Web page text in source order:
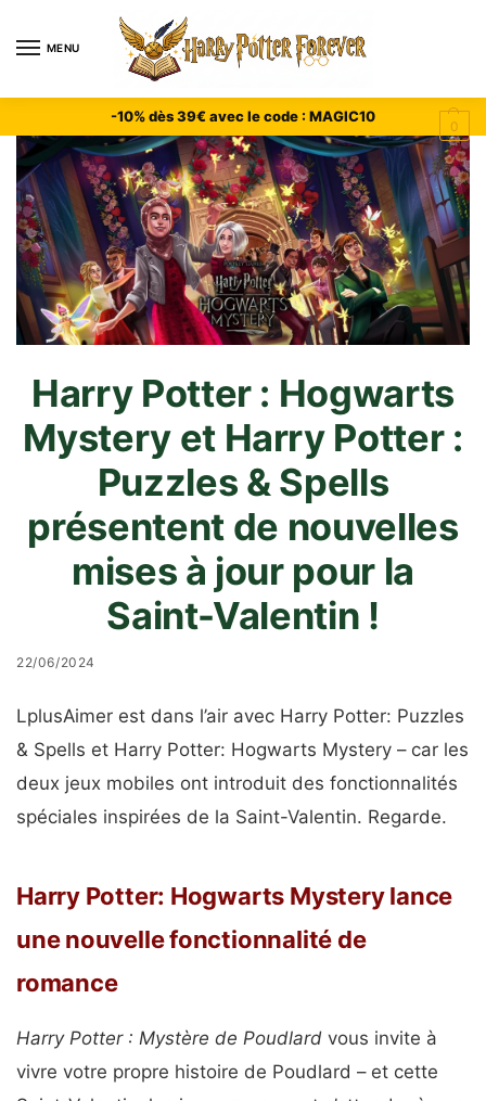
MENU
0
-10% dès 39€ avec le code : MAGIC10
Harry Potter : Hogwarts
Mystery et Harry Potter :
Puzzles & Spells
présentent de nouvelles
mises à jour pour la
Saint-Valentin !
22/06/2024
LplusAimer est dans l’air avec Harry Potter: Puzzles
& Spells et Harry Potter: Hogwarts Mystery – car les
deux jeux mobiles ont introduit des fonctionnalités
spéciales inspirées de la Saint-Valentin. Regarde.
Harry Potter: Hogwarts Mystery lance
une nouvelle fonctionnalité de
romance
Harry Potter : Mystère de Poudlard vous invite à
vivre votre propre histoire de Poudlard – et cette